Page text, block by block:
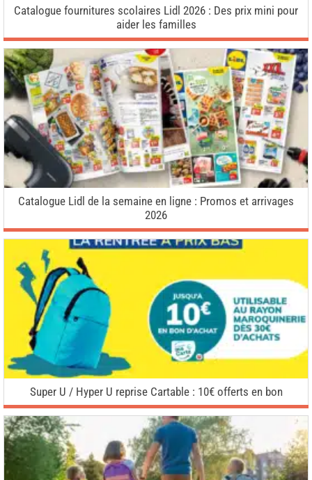
Catalogue fournitures scolaires Lidl 2026 : Des prix mini pour
aider les familles
Catalogue Lidl de la semaine en ligne : Promos et arrivages
2026
Super U / Hyper U reprise Cartable : 10€ offerts en bon